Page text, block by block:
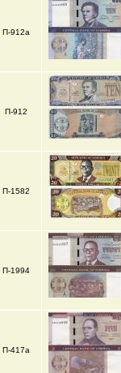
П-912а
П-912
П-1582
П-1994
П-417а